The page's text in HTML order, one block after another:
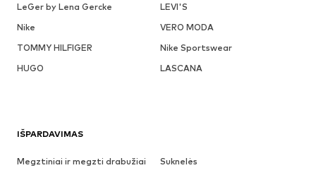
LeGer by Lena Gercke
LEVI'S
Nike
VERO MODA
TOMMY HILFIGER
Nike Sportswear
HUGO
LASCANA
IŠPARDAVIMAS
Megztiniai ir megzti drabužiai
Suknelės